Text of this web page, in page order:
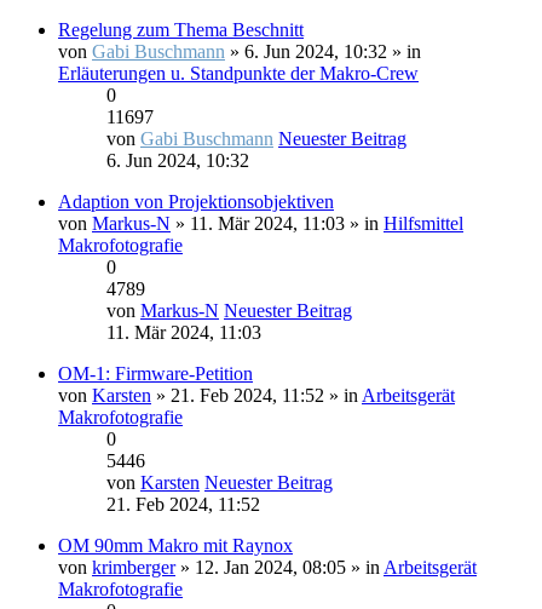
Regelung zum Thema Beschnitt
von Gabi Buschmann » 6. Jun 2024, 10:32 » in
Erläuterungen u. Standpunkte der Makro-Crew
0
11697
von Gabi Buschmann Neuester Beitrag
6. Jun 2024, 10:32
Adaption von Projektionsobjektiven
von Markus-N » 11. Mär 2024, 11:03 » in Hilfsmittel
Makrofotografie
0
4789
von Markus-N Neuester Beitrag
11. Mär 2024, 11:03
OM-1: Firmware-Petition
von Karsten » 21. Feb 2024, 11:52 » in Arbeitsgerät
Makrofotografie
0
5446
von Karsten Neuester Beitrag
21. Feb 2024, 11:52
OM 90mm Makro mit Raynox
von krimberger» 12. Jan 2024, 08:05 » in Arbeitsgerät
Makrofotografie